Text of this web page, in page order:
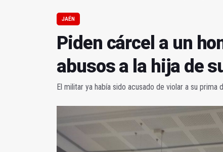
JAÉN
Piden cárcel a un
abusos a la hija de
El militar ya había sido acusado de violar a su prima